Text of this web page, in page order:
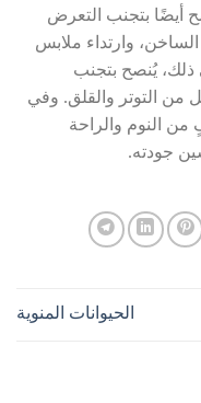
أيضًا بتجنب التعرض
الساخن، وارتداء ملابس
ذلك، يُنصح بتجنب
من التوتر والقلق. وفي
النوم والراحة
جودته.
الحيوانات المنوية